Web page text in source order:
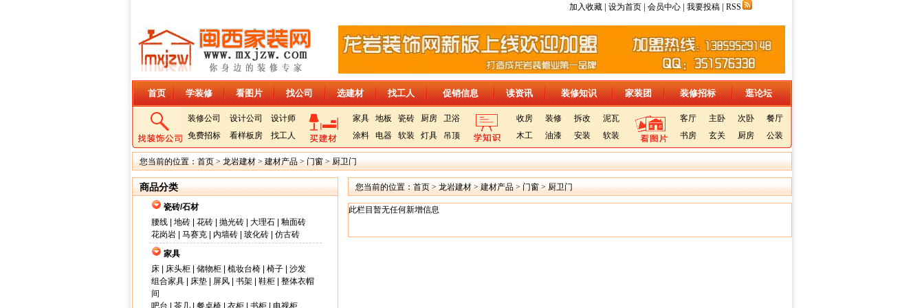
加入收藏 | 设为首页 | 会员中心 | 我要投稿 | RSS
首页 学装修 看图片 找公司 选建材 找工人 促销信息 读资讯 装修知识 家装团 装修招标 逛论坛
装修公司 设计公司
设计师
免费招标
看样板房 找工人
家具 地板 瓷砖 厨房
卫浴
涂料
电器 软装 灯具 吊顶
收房 装修 拆改
泥瓦
木工
油漆 安装 软装
客厅 主卧 次卧
餐厅
书房
玄关 厨房 公装
您当前的位置：首页>龙岩建材>建材产品>门窗>厨卫门
商品分类
瓷砖/石材
腰线| 地砖| 花砖| 抛光砖| 大理石| 釉面砖
花岗岩| 马赛克| 内墙砖| 玻化砖| 仿古砖
家具
床| 床头柜| 储物柜| 梳妆台椅| 椅子| 沙发
组合家具| 床垫| 屏风| 书架| 鞋柜| 整体衣帽
间
吧台
茶几| 餐桌椅| 衣柜| 书柜| 电视柜
您当前的位置：首页>龙岩建材>建材产品>门窗>厨卫门
此栏目暂无任何新增信息